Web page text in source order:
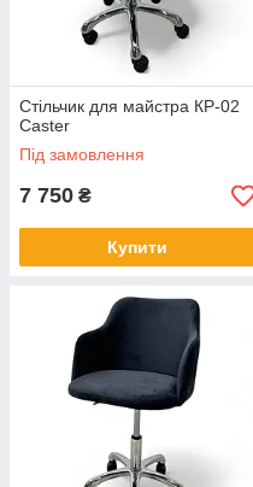
Стільчик для майстра КР-02
Caster
Під замовлення
7 750 ₴
Купити